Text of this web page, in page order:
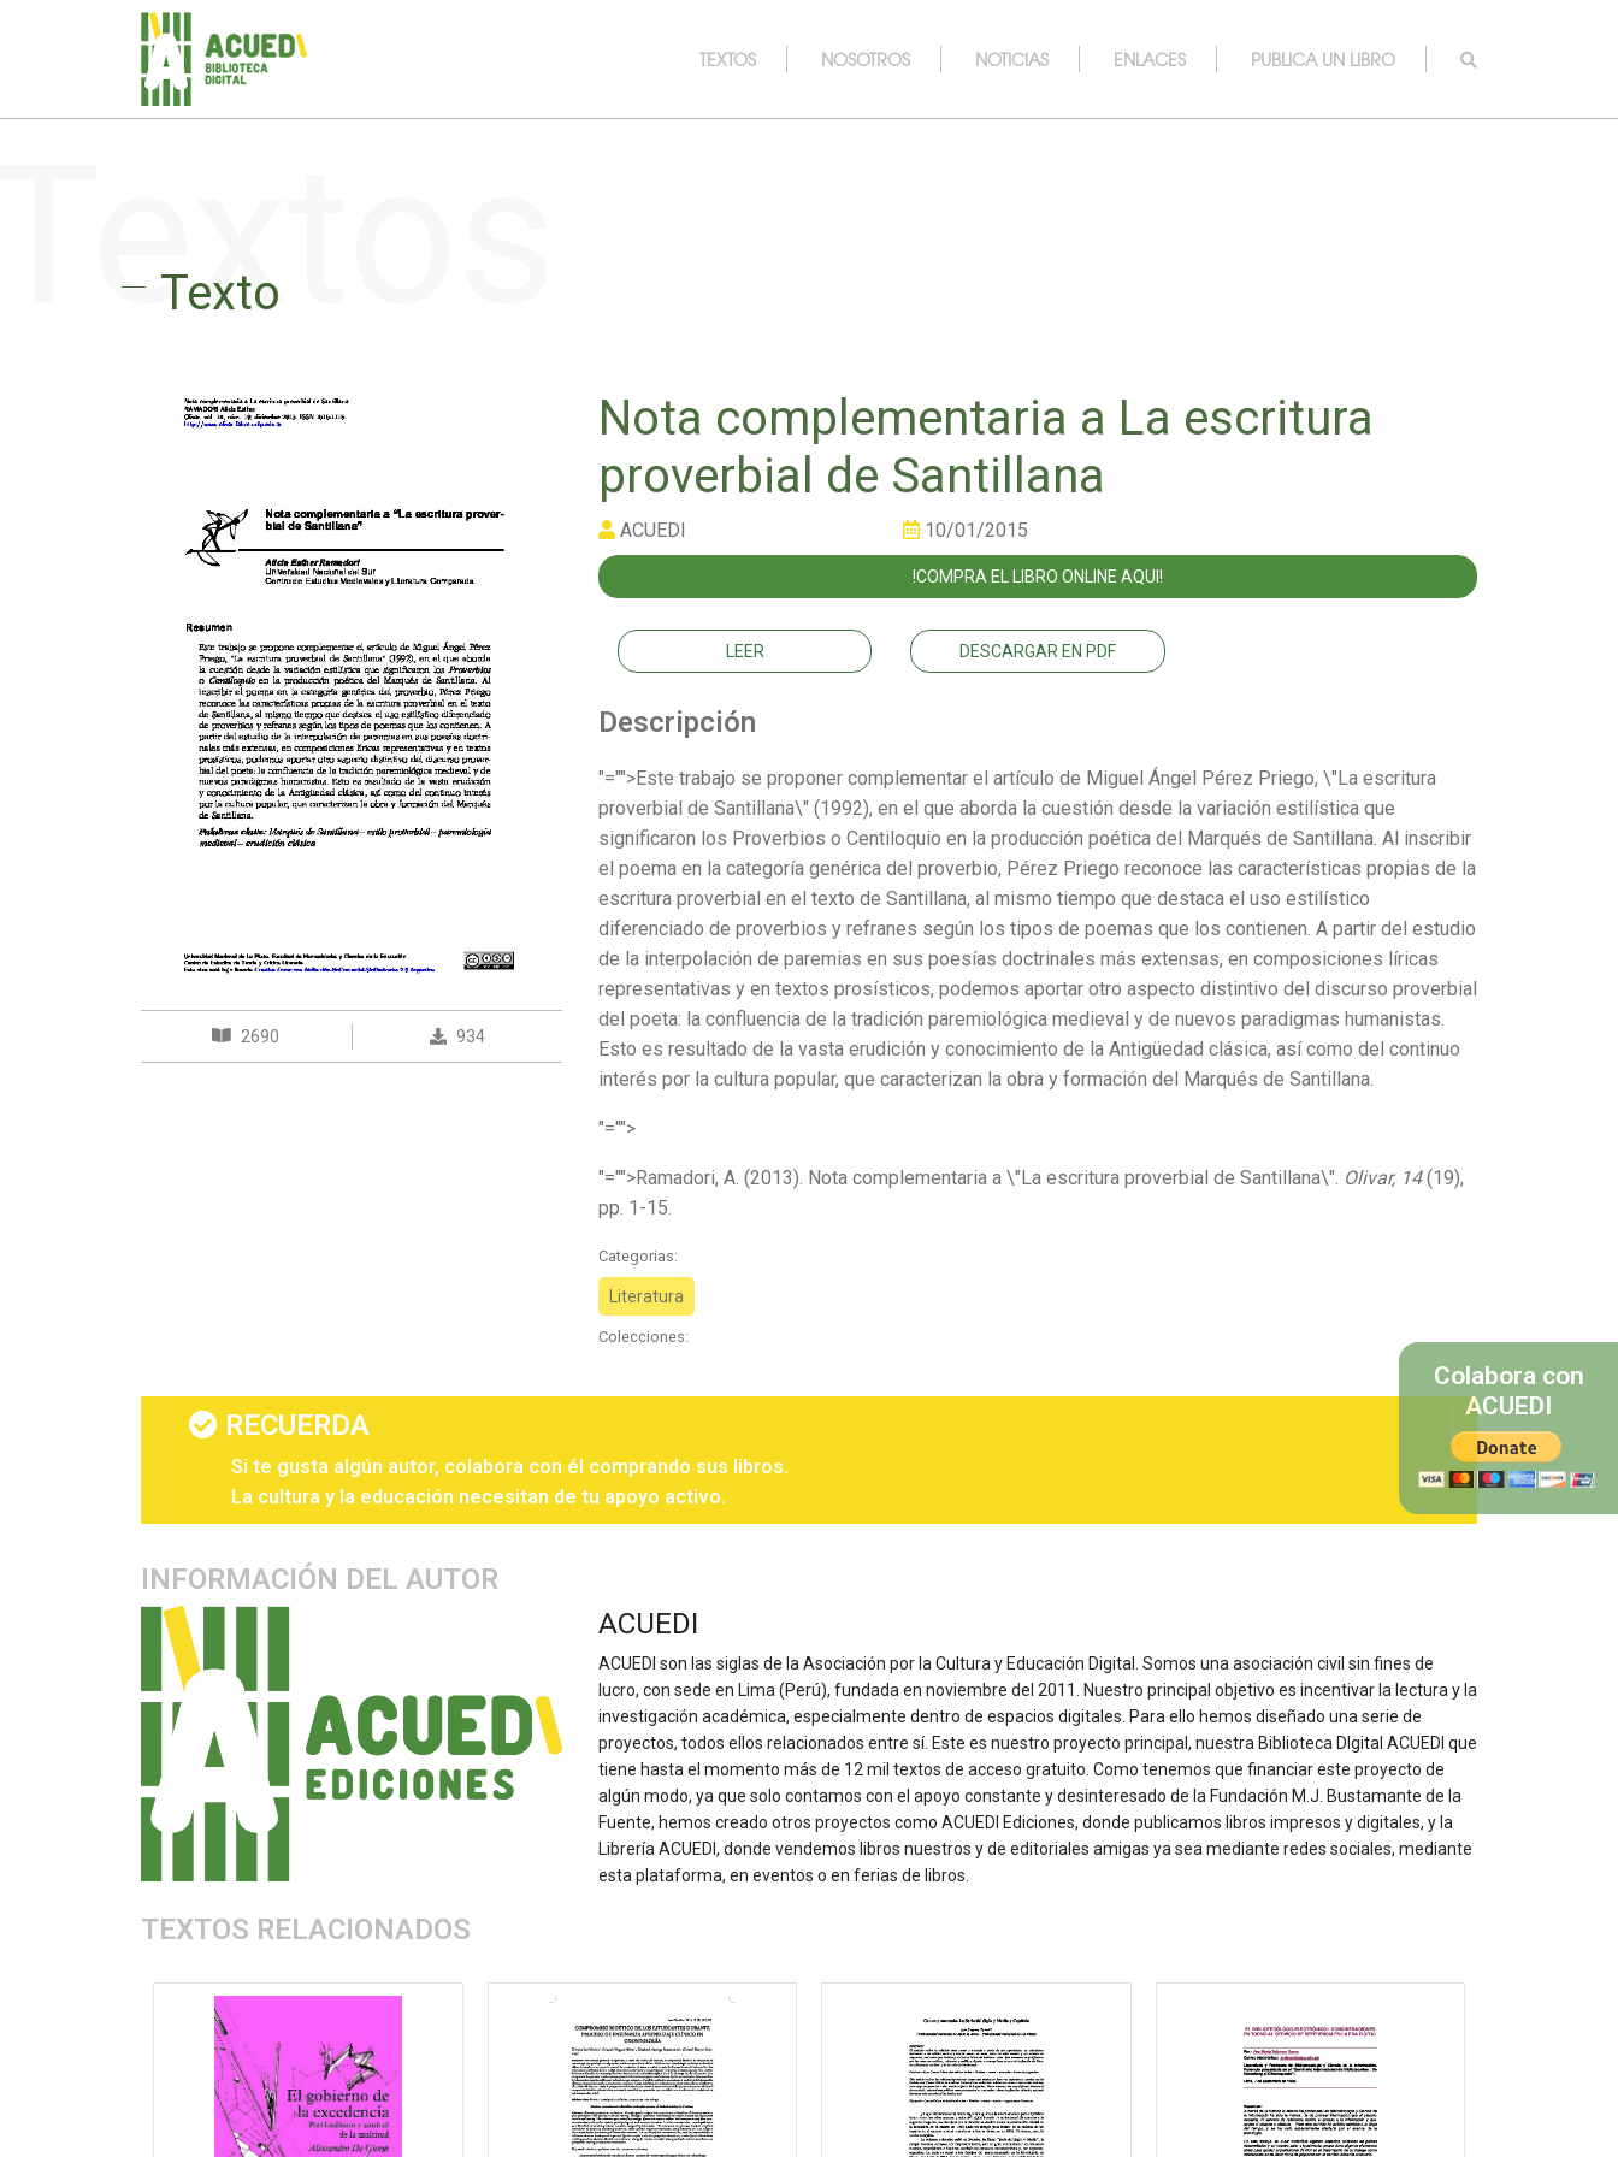
TEXTOS NOSOTROS NOTICIAS ENLACES PUBLICA UN LIBRO
Texto
2690 934
Nota complementaria a La escritura
proverbial de Santillana
ACUEDI 10/01/2015
!COMPRA EL LIBRO ONLINE AQUI!
LEER DESCARGAR EN PDF
Descripción
"="">Este trabajo se proponer complementar el artículo de Miguel Ángel Pérez Priego, \"La escritura
proverbial de Santillana\" (1992), en el que aborda la cuestión desde la variación estilística que
significaron los Proverbios o Centiloquio en la producción poética del Marqués de Santillana. Al inscribir
el poema en la categoría genérica del proverbio, Pérez Priego reconoce las características propias de la
escritura proverbial en el texto de Santillana, al mismo tiempo que destaca el uso estilístico
diferenciado de proverbios y refranes según los tipos de poemas que los contienen. A partir del estudio
de la interpolación de paremias en sus poesías doctrinales más extensas, en composiciones líricas
representativas y en textos prosísticos, podemos aportar otro aspecto distintivo del discurso proverbial
del poeta: la confluencia de la tradición paremiológica medieval y de nuevos paradigmas humanistas.
Esto es resultado de la vasta erudición y conocimiento de la Antigüedad clásica, así como del continuo
interés por la cultura popular, que caracterizan la obra y formación del Marqués de Santillana.
"="">
"="">Ramadori, A. (2013). Nota complementaria a \"La escritura proverbial de Santillana\". Olivar, 14(19),
pp. 1-15.
Categorias:
Literatura
Colecciones:
RECUERDA
Si te gusta algún autor, colabora con él comprando sus libros.
La cultura y la educación necesitan de tu apoyo activo.
INFORMACIÓN DEL AUTOR
ACUEDI
ACUEDI son las siglas de la Asociación por la Cultura y Educación Digital. Somos una asociación civil sin fines de
lucro, con sede en Lima (Perú), fundada en noviembre del 2011. Nuestro principal objetivo es incentivar la lectura y la
investigación académica, especialmente dentro de espacios digitales. Para ello hemos diseñado una serie de
proyectos, todos ellos relacionados entre sí. Este es nuestro proyecto principal, nuestra Biblioteca DIgital ACUEDI que
tiene hasta el momento más de 12 mil textos de acceso gratuito. Como tenemos que financiar este proyecto de
algún modo, ya que solo contamos con el apoyo constante y desinteresado de la Fundación M.J. Bustamante de la
Fuente, hemos creado otros proyectos como ACUEDI Ediciones, donde publicamos libros impresos y digitales, y la
Librería ACUEDI, donde vendemos libros nuestros y de editoriales amigas ya sea mediante redes sociales, mediante
esta plataforma, en eventos o en ferias de libros.
TEXTOS RELACIONADOS
Colabora con
ACUEDI